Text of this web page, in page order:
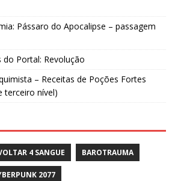
Pássaro do Apocalipse – passagem
Portal: Revolução
– Receitas de Poções Fortes
terceiro nível)
4 SANGUE BAROTRAUMA
2077